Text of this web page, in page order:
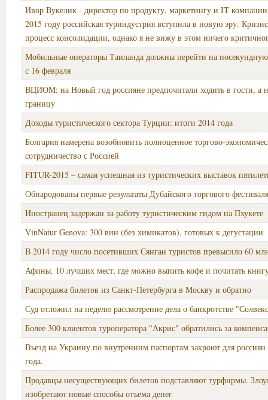
Ивор Вукелик - директор по продукту, маркетингу и IT
2015 году российская туриндустрия вступила в новую эру.
процесс консолидации, однако я не вижу в этом ничего
Мобильные операторы Таиланда должны перейти на
с 16 февраля
ВЦИОМ: на Новый год россияне предпочитали ходить в гости, а
границу
Доходы туристического сектора Турции: итоги 2014 года
Болгария намерена возобновить полноценное торгово-
сотрудничество с Россией
FITUR-2015 – самая успешная из туристических выставок
Обнародованы первые результаты Дубайского торгового фестиваля
Иностранец задержан за работу туристическим гидом на Пхукете
VinNatur Genova: 300 вин (без химикатов), готовых к дегустации
В 2014 году число посетивших Сянган туристов превысило 60
Афины. 10 лучших мест, где можно выпить кофе и почитать
Распродажа билетов из Санкт-Петербурга в Москву и обратно
Суд отложил на неделю рассмотрение дела о банкротстве
Более 300 клиентов туроператора "Акрис" обратились за
Въезд на Украину по внутренним паспортам закроют для россиян
года.
Продавцы несуществующих билетов подставляют турфирмы.
изобретают новые способы отъема денег